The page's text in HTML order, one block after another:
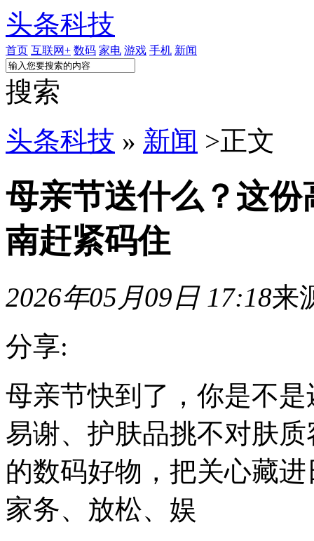
头条科技
首页 互联网+ 数码 家电 游戏 手机 新闻
搜索
头条科技 » 新闻 >正文
母亲节送什么？这
南赶紧码住
2026年05月09日 17:18来
分享:
母亲节快到了，你是不
易谢、护肤品挑不对肤
的数码好物，把关心藏
家务、放松、娱